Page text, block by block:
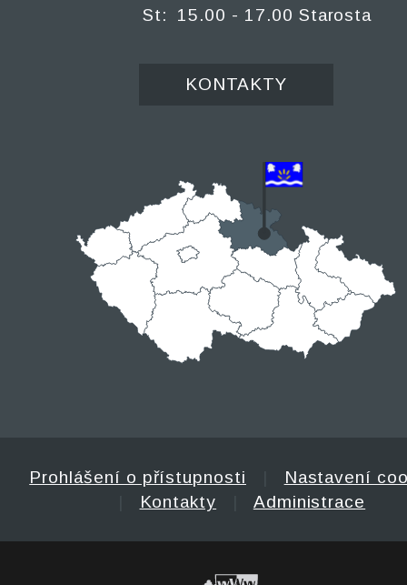
St: 15.00 - 17.00 Starosta
KONTAKTY
Prohlášení o přístupnosti
Nastavení
Kontakty Administrace